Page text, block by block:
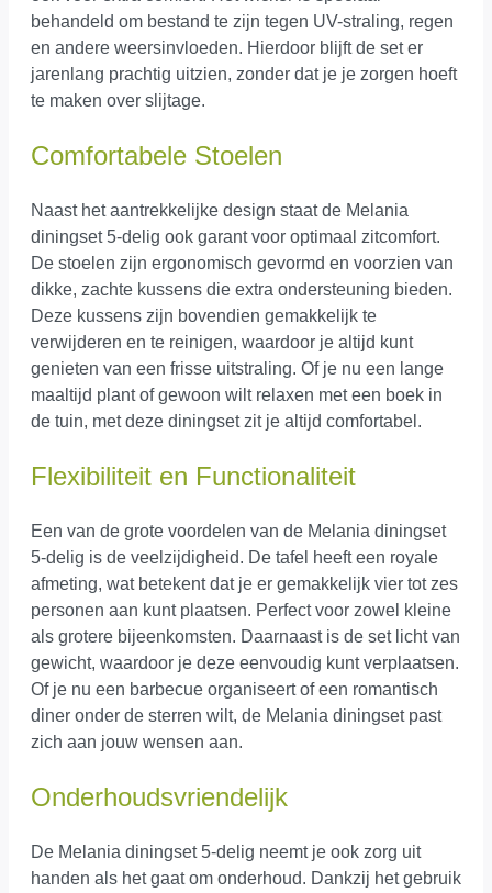
behandeld om bestand te zijn tegen UV-straling, regen
en andere weersinvloeden. Hierdoor blijft de set er
jarenlang prachtig uitzien, zonder dat je je zorgen hoeft
te maken over slijtage.
Comfortabele Stoelen
Naast het aantrekkelijke design staat de Melania
diningset 5-delig ook garant voor optimaal zitcomfort.
De stoelen zijn ergonomisch gevormd en voorzien van
dikke, zachte kussens die extra ondersteuning bieden.
Deze kussens zijn bovendien gemakkelijk te
verwijderen en te reinigen, waardoor je altijd kunt
genieten van een frisse uitstraling. Of je nu een lange
maaltijd plant of gewoon wilt relaxen met een boek in
de tuin, met deze diningset zit je altijd comfortabel.
Flexibiliteit en Functionaliteit
Een van de grote voordelen van de Melania diningset
5-delig is de veelzijdigheid. De tafel heeft een royale
afmeting, wat betekent dat je er gemakkelijk vier tot zes
personen aan kunt plaatsen. Perfect voor zowel kleine
als grotere bijeenkomsten. Daarnaast is de set licht van
gewicht, waardoor je deze eenvoudig kunt verplaatsen.
Of je nu een barbecue organiseert of een romantisch
diner onder de sterren wilt, de Melania diningset past
zich aan jouw wensen aan.
Onderhoudsvriendelijk
De Melania diningset 5-delig neemt je ook zorg uit
handen als het gaat om onderhoud. Dankzij het gebruik